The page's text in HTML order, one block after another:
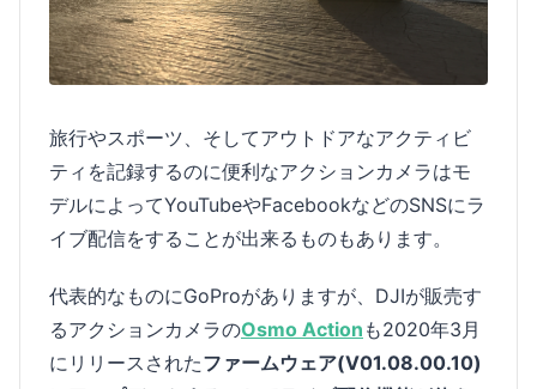
旅行やスポーツ、そしてアウトドアなアクティビ
ティを記録するのに便利なアクションカメラはモ
デルによってYouTubeやFacebookなどのSNSにラ
イブ配信をすることが出来るものもあります。
代表的なものにGoProがありますが、DJIが販売す
るアクションカメラのOsmo Action も2020年3月
にリリースされたファームウェア(V01.08.00.10)